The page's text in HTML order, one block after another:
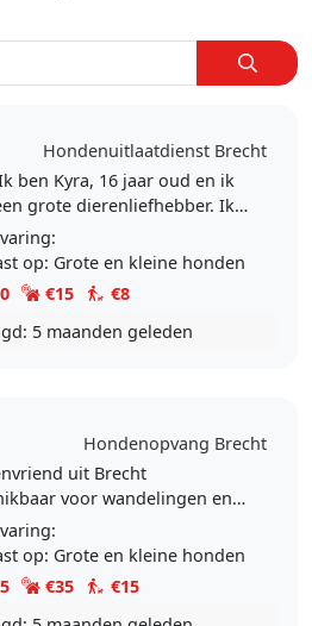
Hondenuitlaatdienst Brecht
ben Kyra, 16 jaar oud en ik
grote dierenliefhebber. Ik
in Sint-Job en ik ben zo goed
beschikbaar. Ik ben..
op: Grote en kleine honden
€15
€8
5 maanden geleden
Hondenopvang Brecht
uit Brecht
voor wandelingen en
Ik ben vooral vrij in het
en tijdens de avonduren.
met veel plezier en..
op: Grote en kleine honden
€35
€15